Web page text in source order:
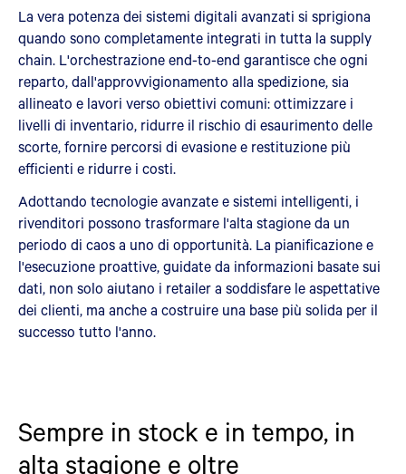
La vera potenza dei sistemi digitali avanzati si sprigiona
quando sono completamente integrati in tutta la supply
chain. L'orchestrazione end-to-end garantisce che ogni
reparto, dall'approvvigionamento alla spedizione, sia
allineato e lavori verso obiettivi comuni: ottimizzare i
livelli di inventario, ridurre il rischio di esaurimento delle
scorte, fornire percorsi di evasione e restituzione più
efficienti e ridurre i costi.
Adottando tecnologie avanzate e sistemi intelligenti, i
rivenditori possono trasformare l'alta stagione da un
periodo di caos a uno di opportunità. La pianificazione e
l'esecuzione proattive, guidate da informazioni basate sui
dati, non solo aiutano i retailer a soddisfare le aspettative
dei clienti, ma anche a costruire una base più solida per il
successo tutto l'anno.
Sempre in stock e in tempo, in
alta stagione e oltre